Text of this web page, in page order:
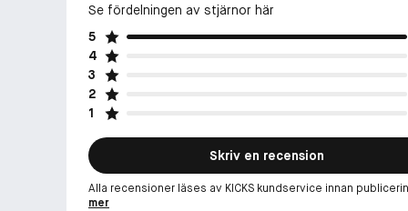
Se fördelningen av stjärnor här
5
4
3
2
1
Skriv en recension
Alla recensioner läses av KICKS kundservice innan
mer